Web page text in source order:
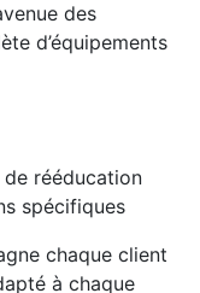
des
d’équipements
rééducation
spécifiques
chaque client
à chaque